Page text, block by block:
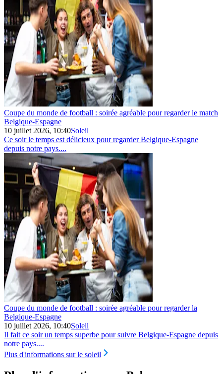
Coupe du monde de football : soirée agréable pour regarder le match
Belgique‑Espagne
10 juillet 2026, 10:40Soleil
Ce soir le temps est délicieux pour regarder Belgique-Espagne
depuis notre pays....
Coupe du monde de football : soirée agréable pour regarder la
Belgique‑Espagne
10 juillet 2026, 10:40Soleil
Il fait ce soir un temps superbe pour suivre Belgique‑Espagne depuis
notre pays....
Plus d'informations sur le soleil